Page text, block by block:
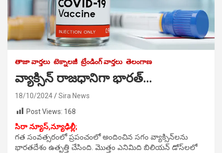
తాజా వార్తలు టెక్నాలజీ ట్రేండింగ్ వార్తలు తెలంగాణ
వ్యాక్సిన్ రాజధానిగా భారత్…
18/10/2024
Sira News
Post Views: 168
సిరా న్యూస్,న్యూఢిల్లీ;
గత సంవత్సరంలో ప్రపంచంలో అందించిన సగం వ్యాక్సిన్‌లను
భారతదేశం ఉత్పత్తి చేసింది. మొత్తం ఎనిమిది బిలియన్ డోస్‌లలో